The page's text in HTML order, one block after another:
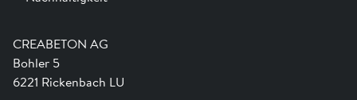
CREABETON AG
Bohler 5
6221 Rickenbach LU
Ausbildung
Shop Hilfe
Anwendungsunterstützung
Newsletter
Engagement
Swissness
Schwammstadt